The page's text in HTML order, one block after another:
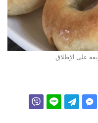
على الإطلاق